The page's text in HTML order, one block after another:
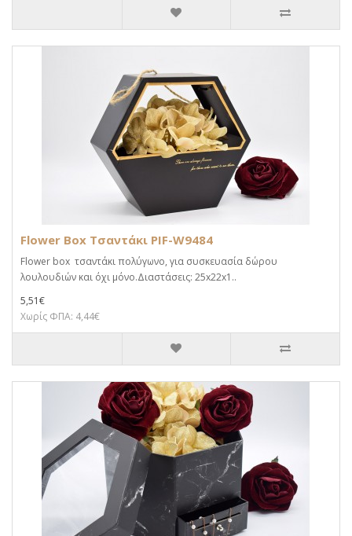
Flower Box Τσαντάκι PIF-W9484
Flower box τσαντάκι πολύγωνο, για συσκευασία δώρου
λουλουδιών και όχι μόνο.Διαστάσεις: 25x22x1..
5,51€
Χωρίς ΦΠΑ: 4,44€